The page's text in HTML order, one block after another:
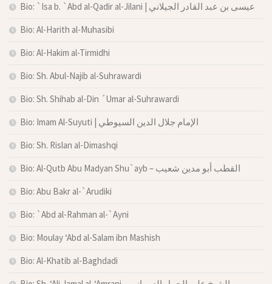
Bio: `Isa b. `Abd al-Qadir al-Jilani | عيسى بن عبد القادر الجيلاني
Bio: Al-Harith al-Muhasibi
Bio: Al-Hakim al-Tirmidhi
Bio: Sh. Abul-Najib al-Suhrawardi
Bio: Sh. Shihab al-Din ´Umar al-Suhrawardi
Bio: Imam Al-Suyuti | الإمام جلال الدين السيوطي
Bio: Sh. Rislan al-Dimashqi
Bio: Al-Qutb Abu Madyan Shu`ayb – القطب أبو مدين شعيب
Bio: Abu Bakr al-`Arudiki
Bio: `Abd al-Rahman al-`Ayni
Bio: Moulay ‘Abd al-Salam ibn Mashish
Bio: Al-Khatib al-Baghdadi